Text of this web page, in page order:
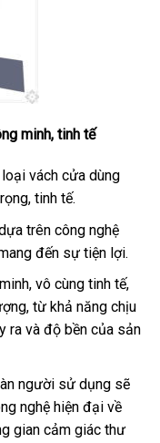
minh, tinh tế
loại vách cửa dùng
tinh tế.
trên công nghệ
đến sự tiện lợi.
vô cùng tinh tế,
từ khả năng chịu
ra và độ bền của sản
người sử dụng sẽ
nghệ hiện đại về
gian cảm giác thư